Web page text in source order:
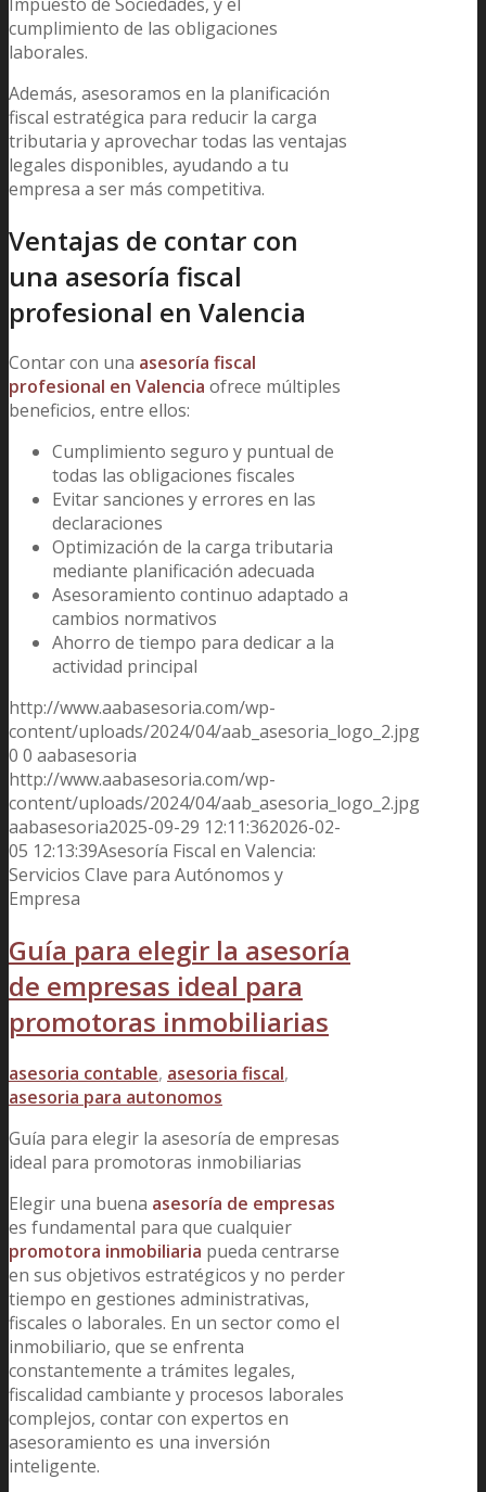
cumplimiento de las obligaciones
laborales.
Además, asesoramos en la planificación
fiscal estratégica para reducir la carga
tributaria y aprovechar todas las ventajas
legales disponibles, ayudando a tu
empresa a ser más competitiva.
Ventajas de contar con
una asesoría fiscal
profesional en Valencia
Contar con una asesoría fiscal
profesional en Valencia ofrece múltiples
beneficios, entre ellos:
Cumplimiento seguro y puntual de
todas las obligaciones fiscales
Evitar sanciones y errores en las
declaraciones
Optimización de la carga tributaria
mediante planificación adecuada
Asesoramiento continuo adaptado a
cambios normativos
Ahorro de tiempo para dedicar a la
actividad principal
http://www.aabasesoria.com/wp-
content/uploads/2024/04/aab_asesoria_logo_2.jpg
0 0 aabasesoria
http://www.aabasesoria.com/wp-
content/uploads/2024/04/aab_asesoria_logo_2.jpg
aabasesoria2025-09-29 12:11:362026-02-
05 12:13:39Asesoría Fiscal en Valencia:
Servicios Clave para Autónomos y
Empresa
Guía para elegir la asesoría
de empresas ideal para
promotoras inmobiliarias
asesoria contable, asesoria fiscal,
asesoria para autonomos
Guía para elegir la asesoría de empresas
ideal para promotoras inmobiliarias
Elegir una buena asesoría de empresas
es fundamental para que cualquier
promotora inmobiliaria pueda centrarse
en sus objetivos estratégicos y no perder
tiempo en gestiones administrativas,
fiscales o laborales. En un sector como el
inmobiliario, que se enfrenta
constantemente a trámites legales,
fiscalidad cambiante y procesos laborales
complejos, contar con expertos en
asesoramiento es una inversión
inteligente.